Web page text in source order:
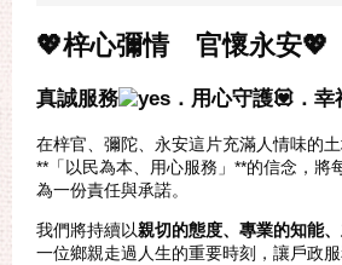
💖梓心彌情 官懷永安💖
真誠服務 ．用心守護💟．
在梓官、彌陀、永安這片充滿人情味的
**「以民為本、用心服務」**的信念，將
為一份責任與承諾。
我們將持續以親切的態度、專業的知能
一位鄉親走過人生的重要時刻，讓戶政